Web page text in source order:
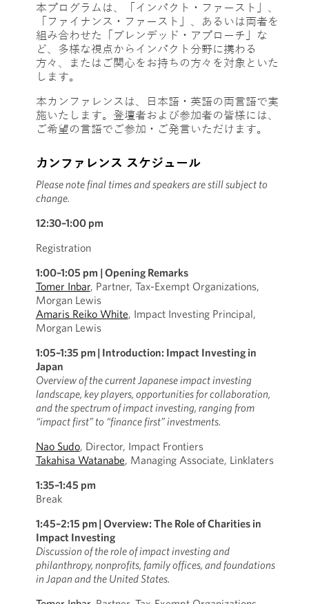
本プログラムは、「インパクト・ファースト」、
「ファイナンス・ファースト」、あるいは両者を
組み合わせた「ブレンデッド・アプローチ」な
ど、多様な視点からインパクト分野に携わる
方々、またはご関心をお持ちの方々を対象と いた
し ます。
本カンファレンスは、日本語・英語の両言語で実
施いたします。登壇者および参加者の皆様には、
ご希望の言語でご参加・ご発言いただけます。
カンファレンス スケジュール
Please note final times and speakers are still subject to
change.
12:30–1:00 pm
Registration
1:00–1:05 pm | Opening Remarks
Tomer Inbar, Partner, Tax-Exempt Organizations,
Morgan Lewis
Amaris Reiko White, Impact Investing Principal,
Morgan Lewis
1:05–1:35 pm | Introduction: Impact Investing in
Japan
Overview of the current Japanese impact investing
landscape, key players, opportunities for collaboration,
and the spectrum of impact investing, ranging from
“impact first” to “finance first” investments.
Nao Sudo, Director, Impact Frontiers
Takahisa Watanabe, Managing Associate, Linklaters
1:35–1:45 pm
Break
1:45–2:15 pm | Overview: The Role of Charities in
Impact Investing
Discussion of the role of impact investing and
philanthropy, nonprofits, family offices, and foundations
in Japan and the United States.